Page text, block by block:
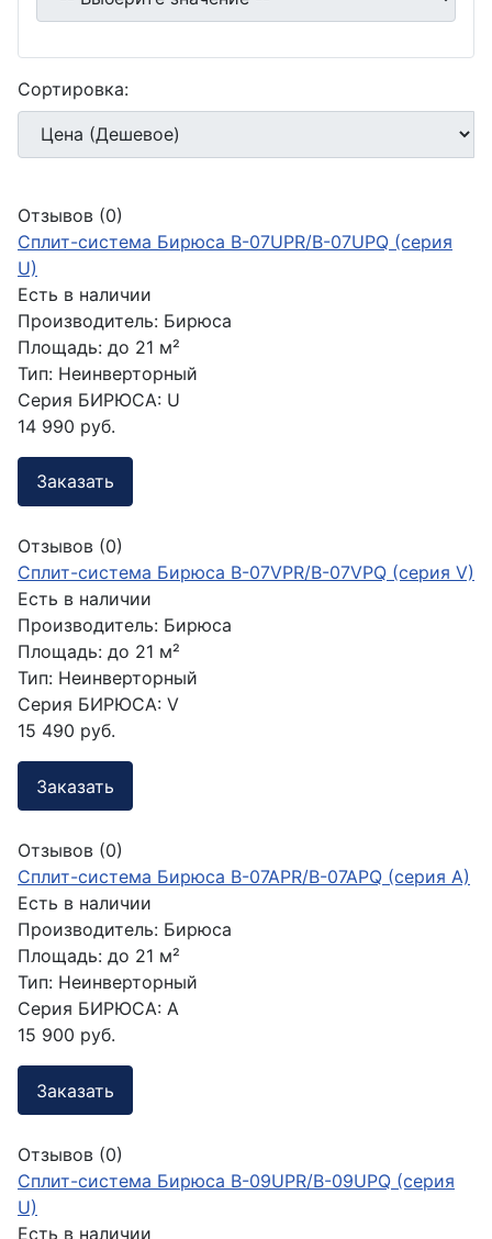
Сортировка:
Отзывов (0)
Сплит-система Бирюса B-07UPR/B-07UPQ (серия
U)
Есть в наличии
Производитель: Бирюса
Площадь: до 21 м²
Тип: Неинверторный
Серия БИРЮСА: U
14 990 руб.
Заказать
Отзывов (0)
Сплит-система Бирюса B-07VPR/B-07VPQ (серия V)
Есть в наличии
Производитель: Бирюса
Площадь: до 21 м²
Тип: Неинверторный
Серия БИРЮСА: V
15 490 руб.
Заказать
Отзывов (0)
Сплит-система Бирюса B-07APR/B-07APQ (серия A)
Есть в наличии
Производитель: Бирюса
Площадь: до 21 м²
Тип: Неинверторный
Серия БИРЮСА: A
15 900 руб.
Заказать
Отзывов (0)
Сплит-система Бирюса B-09UPR/B-09UPQ (серия
U)
Есть в наличии